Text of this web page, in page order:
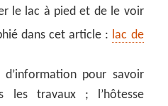
le lac à pied et de le voir
dans cet article : lac de
d’information pour savoir
les travaux ; l’hôtesse